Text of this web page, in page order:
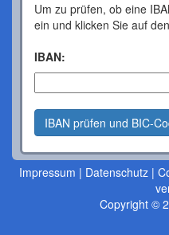
Um zu prüfen, ob eine
ein und klicken Sie auf
IBAN:
IBAN prüfen und BIC-
Impressum | Datenschutz|
Copyright ©